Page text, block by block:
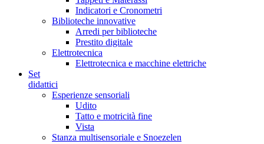
Indicatori e Cronometri
Biblioteche innovative
Arredi per biblioteche
Prestito digitale
Elettrotecnica
Elettrotecnica e macchine elettriche
Set
didattici
Esperienze sensoriali
Udito
Tatto e motricità fine
Vista
Stanza multisensoriale e Snoezelen